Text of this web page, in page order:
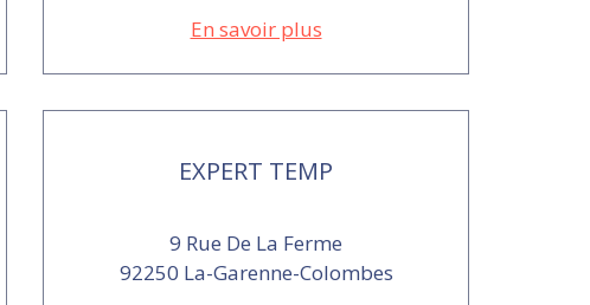
En savoir plus
EXPERT TEMP
9 Rue De La Ferme
92250 La-Garenne-Colombes